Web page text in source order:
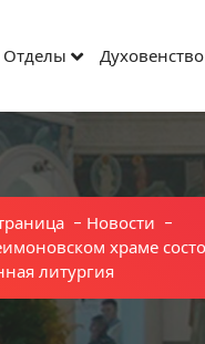
Отделы Духовенство
- Новости -
храме
литургия